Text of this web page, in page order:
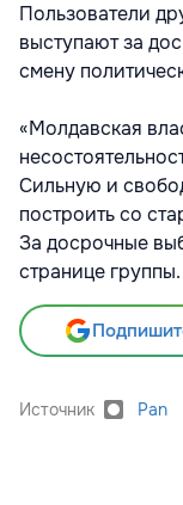
Пользователи
выступают за
смену
«Молдавская
Сильную и
построить со
За досрочные
странице группы.
Источник Pan